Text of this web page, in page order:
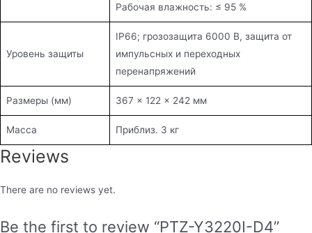
Рабочая влажность: ≤ 95 %
Уровень защиты
IP66; грозозащита 6000 В, защита от
импульсных и переходных
перенапряжений
Размеры (мм) 367 × 122 × 242 мм
Масса Приблиз. 3 кг
Reviews
There are no reviews yet.
Be the first to review “PTZ-Y3220I-D4”